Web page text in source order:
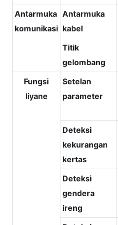
Antarmuka
komunikasi
Antarmuka
kabel
Titik
gelombang
Fungsi
liyane
Setelan
parameter
Deteksi
kekurangan
kertas
Deteksi
gendera
ireng